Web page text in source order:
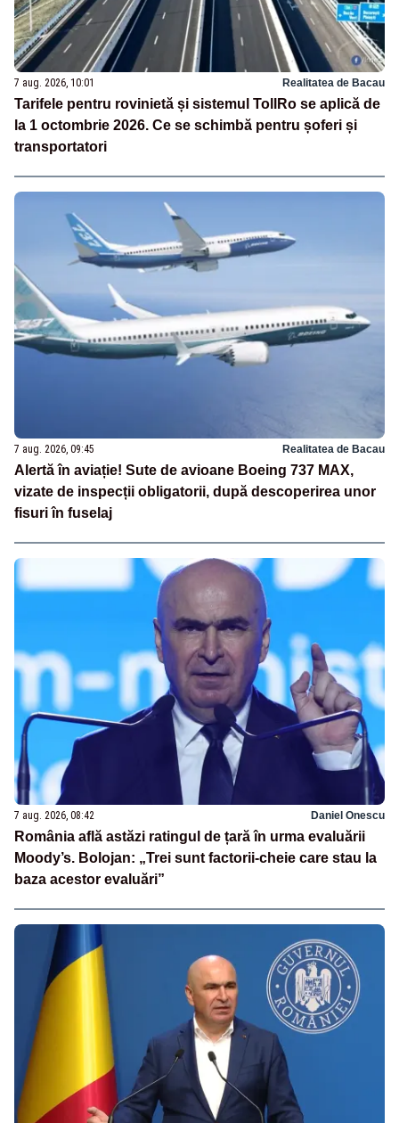
7 aug. 2026, 10:01 Realitatea de Bacau
Tarifele pentru rovinietă și sistemul TollRo se aplică de
la 1 octombrie 2026. Ce se schimbă pentru șoferi și
transportatori
7 aug. 2026, 09:45 Realitatea de Bacau
Alertă în aviație! Sute de avioane Boeing 737 MAX,
vizate de inspecții obligatorii, după descoperirea unor
fisuri în fuselaj
7 aug. 2026, 08:42 Daniel Onescu
România află astăzi ratingul de țară în urma evaluării
Moody’s. Bolojan: „Trei sunt factorii-cheie care stau la
baza acestor evaluări”